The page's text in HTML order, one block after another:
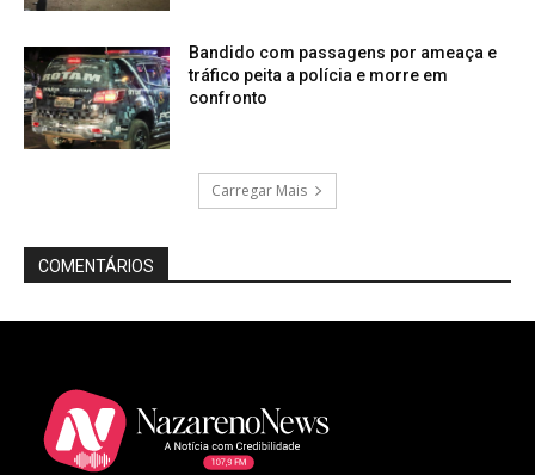
Bandido com passagens por ameaça e
tráfico peita a polícia e morre em
confronto
Carregar Mais
COMENTÁRIOS